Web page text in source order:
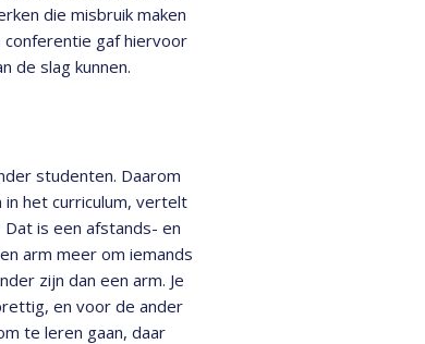
die misbruik maken
conferentie gaf hiervoor
de slag kunnen.
studenten. Daarom
in het curriculum, vertelt
Dat is een afstands- en
arm meer om iemands
zijn dan een arm. Je
en voor de ander
te leren gaan, daar